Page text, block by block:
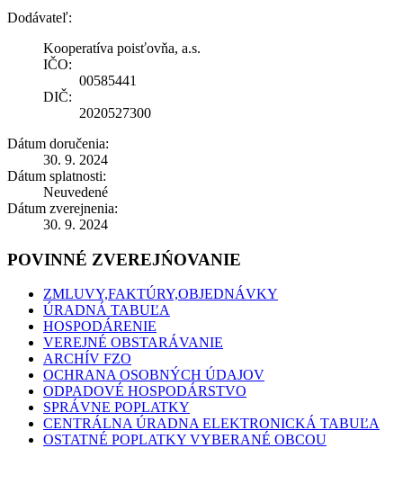
Dodávateľ:
Kooperatíva poisťovňa, a.s.
IČO:
00585441
DIČ:
2020527300
Dátum doručenia:
30. 9. 2024
Dátum splatnosti:
Neuvedené
Dátum zverejnenia:
30. 9. 2024
POVINNÉ ZVEREJŃOVANIE
ZMLUVY,FAKTÚRY,OBJEDNÁVKY
ÚRADNÁ TABUĽA
HOSPODÁRENIE
VEREJNÉ OBSTARÁVANIE
ARCHÍV FZO
OCHRANA OSOBNÝCH ÚDAJOV
ODPADOVÉ HOSPODÁRSTVO
SPRÁVNE POPLATKY
CENTRÁLNA ÚRADNA ELEKTRONICKÁ TABUĽA
OSTATNÉ POPLATKY VYBERANÉ OBCOU